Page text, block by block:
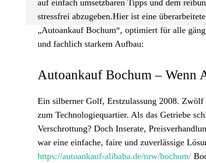
auf einfach umsetzbaren Tipps und dem
stressfrei abzugeben.Hier ist eine
„Autoankauf Bochum“, optimiert für alle
und fachlich starkem Aufbau:
Autoankauf Bochum – Wenn
Ein silberner Golf, Erstzulassung 2008.
zum Technologiequartier. Als das Getriebe
Verschrottung? Doch Inserate,
war eine einfache, faire und zuverlässige
https://autoankauf-alibaba.de/nrw/bochum/